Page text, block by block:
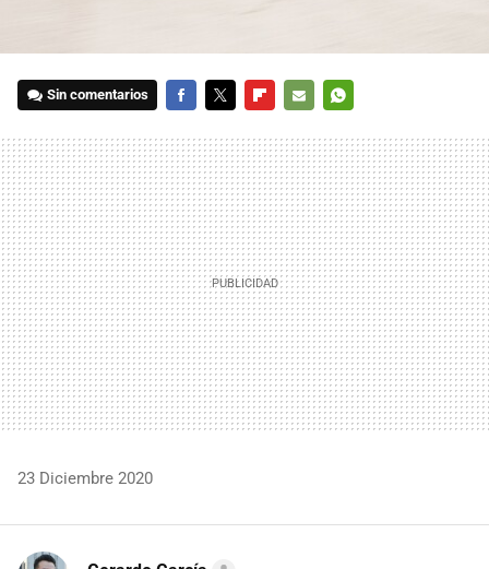
Sin comentarios
MAIL
23 Diciembre 2020